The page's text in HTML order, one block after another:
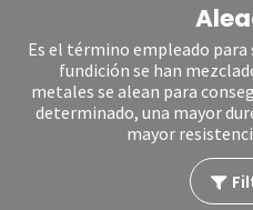
Es el término empleado para
fundición se han
metales se alean para
determinado, una mayor
mayor